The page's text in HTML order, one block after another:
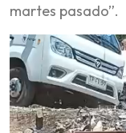
martes pasado”.
Video
Player